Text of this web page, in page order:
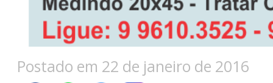
Postado em 22 de janeiro de 2016